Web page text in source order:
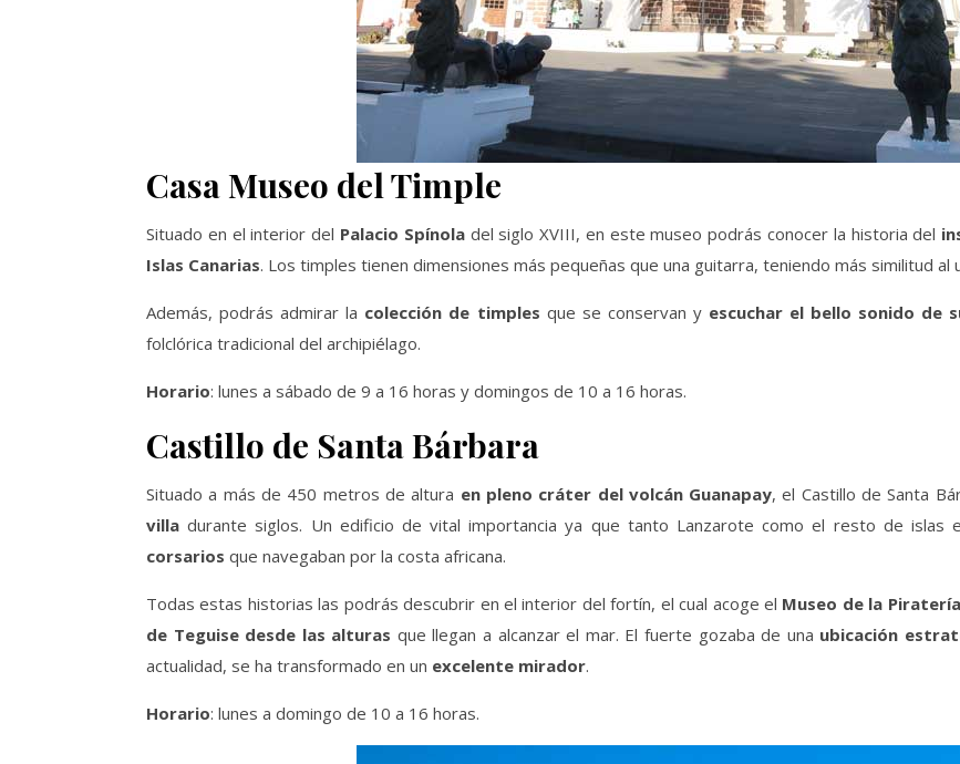
Casa Museo del Timple
Situado en el interior del Palacio Spínoladel siglo XVIII, en este museo podrás conocer la historia del
Islas Canarias. Los timples tienen dimensiones más pequeñas que una guitarra, teniendo más similitud
Además, podrás admirar la colección de timples que se conservan y escuchar el bello sonido de
folclórica tradicional del archipiélago.
Horario: lunes a sábado de 9 a 16 horas y domingos de 10 a 16 horas.
Castillo de Santa Bárbara
Situado a más de 450 metros de altura en pleno cráter del volcán Guanapay, el Castillo de Santa
villa durante siglos. Un edificio de vital importancia ya que tanto Lanzarote como el resto de islas
corsarios que navegaban por la costa africana.
Todas estas historias las podrás descubrir en el interior del fortín, el cual acoge el Museo de la Piratería
de Teguise desde las alturas que llegan a alcanzar el mar. El fuerte gozaba de una ubicación
actualidad, se ha transformado en un excelente mirador.
Horario: lunes a domingo de 10 a 16 horas.